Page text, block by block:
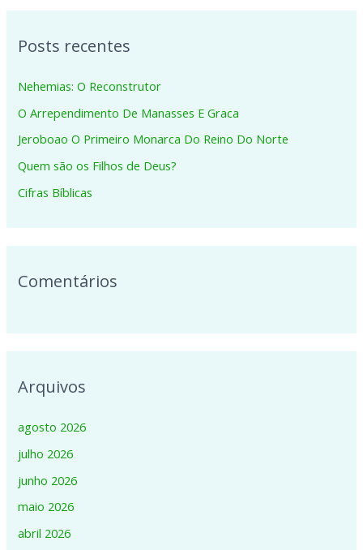
u
s
a
r
p
o
Posts recentes
Nehemias: O Reconstrutor
O Arrependimento De Manasses E Graca
Jeroboao O Primeiro Monarca Do Reino Do Norte
Quem são os Filhos de Deus?
Cifras Bíblicas
Comentários
Arquivos
agosto 2026
julho 2026
junho 2026
maio 2026
abril 2026